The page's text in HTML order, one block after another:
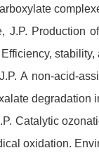
J.P. Production
A non-acid-
degradation
Catalytic
oxidation.